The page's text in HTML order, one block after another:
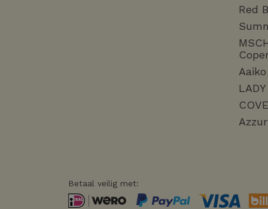
Red
Aaiko
Betaal veilig met: